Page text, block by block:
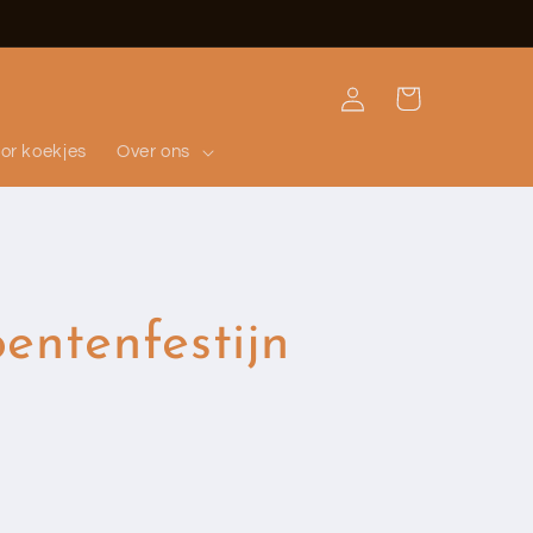
koekjes Over ons
InloggenWinkelwagen